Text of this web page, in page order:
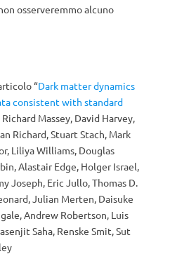
osserveremmo alcuno
“Dark matter dynamics
consistent with standard
Richard Massey, David Harvey,
Richard, Stuart Stach, Mark
Liliya Williams, Douglas
Alastair Edge, Holger Israel,
Joseph, Eric Jullo, Thomas D.
Julian Merten, Daisuke
Andrew Robertson, Luis
Saha, Renske Smit, Sut